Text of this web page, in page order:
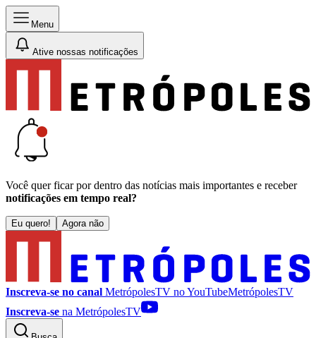
Menu
Ative nossas notificações
Você quer ficar por dentro das notícias mais importantes e receber
notificações em tempo real?
Eu quero! Agora não
Inscreva-se no canal MetrópolesTV noYouTubeMetrópolesTV
Inscreva-se na MetrópolesTV